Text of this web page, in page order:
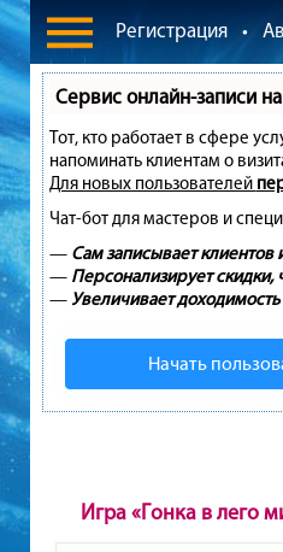
Регистрация •
Сервис онлайн-записи
Тот, кто работает в сфере
напоминать клиентам о
Для новых пользователей
Чат-бот для мастеров и
— Сам записывает клиентов
— Персонализирует
—Увеличивает
Начать
Игра «Гонка в лего